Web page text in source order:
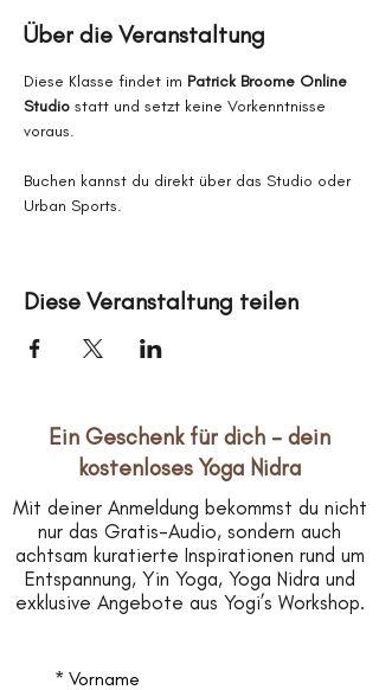
Über die Veranstaltung
Diese Klasse findet im Patrick Broome Online
Studio statt und setzt keine Vorkenntnisse
voraus.
Buchen kannst du direkt über das Studio oder
Urban Sports.
Diese Veranstaltung teilen
Ein Geschenk für dich – dein
kostenloses Yoga Nidra
Mit deiner Anmeldung bekommst du nicht
nur das Gratis-Audio, sondern auch
achtsam kuratierte Inspirationen rund um
Entspannung, Yin Yoga, Yoga Nidra und
exklusive Angebote aus Yogi’s Workshop.
* Vorname